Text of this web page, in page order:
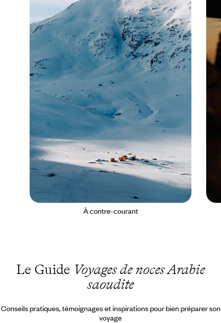
À contre-courant
Le Guide Voyages de noces Arabie
saoudite
Conseils pratiques, témoignages et inspirations pour bien préparer son
voyage